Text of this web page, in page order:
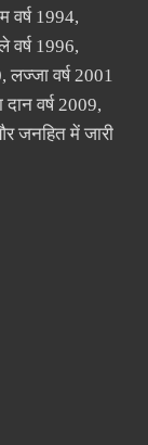
वर्ष 1994,
वर्ष 1996,
लज्जा वर्ष 2001
वर्ष 2009,
जनहित में जारी